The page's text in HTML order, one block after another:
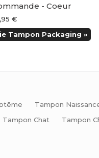
- Coeur
€
Tampon Packaging »
Tampon
Tampon Chat Tampon